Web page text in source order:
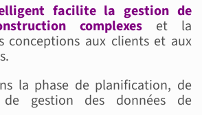
facilite la gestion de
complexes et la
conceptions aux clients et aux
la phase de planification, de
gestion des données de